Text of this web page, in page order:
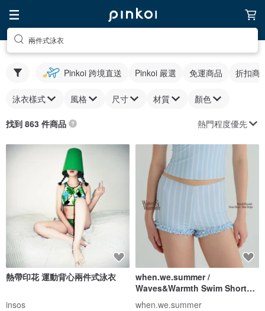
兩件式泳衣
Pinkoi 跨境直送 Pinkoi 嚴選 免運商品 折扣商
泳衣樣式 風格 尺寸 材質 顏色
找到 863 件商品 熱門程度優先
熱帶印花 運動背心兩件式泳衣
insos
when.we.summer /
Waves&Warmth Swim Short
(僅褲裝)
when.we.summer